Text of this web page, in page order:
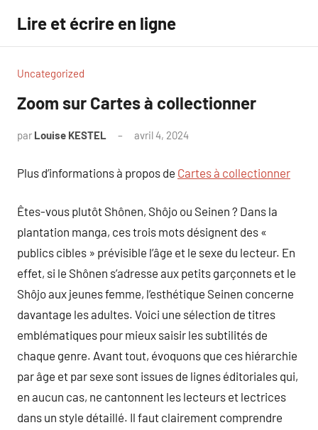
contenu
Lire et écrire en ligne
Uncategorized
Zoom sur Cartes à collectionner
par Louise KESTEL avril 4, 2024
Plus d’informations à propos de Cartes à collectionner
Êtes-vous plutôt Shônen, Shôjo ou Seinen ? Dans la
plantation manga, ces trois mots désignent des «
publics cibles » prévisible l’âge et le sexe du lecteur. En
effet, si le Shônen s’adresse aux petits garçonnets et le
Shôjo aux jeunes femme, l’esthétique Seinen concerne
davantage les adultes. Voici une sélection de titres
emblématiques pour mieux saisir les subtilités de
chaque genre. Avant tout, évoquons que ces hiérarchie
par âge et par sexe sont issues de lignes éditoriales qui,
en aucun cas, ne cantonnent les lecteurs et lectrices
dans un style détaillé. Il faut clairement comprendre